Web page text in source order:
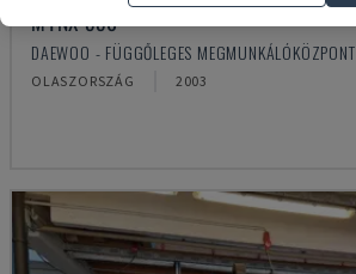
MYNX 550
DAEWOO - FÜGGŐLEGES MEGMUNKÁLÓKÖZPONT
OLASZORSZÁG 2003